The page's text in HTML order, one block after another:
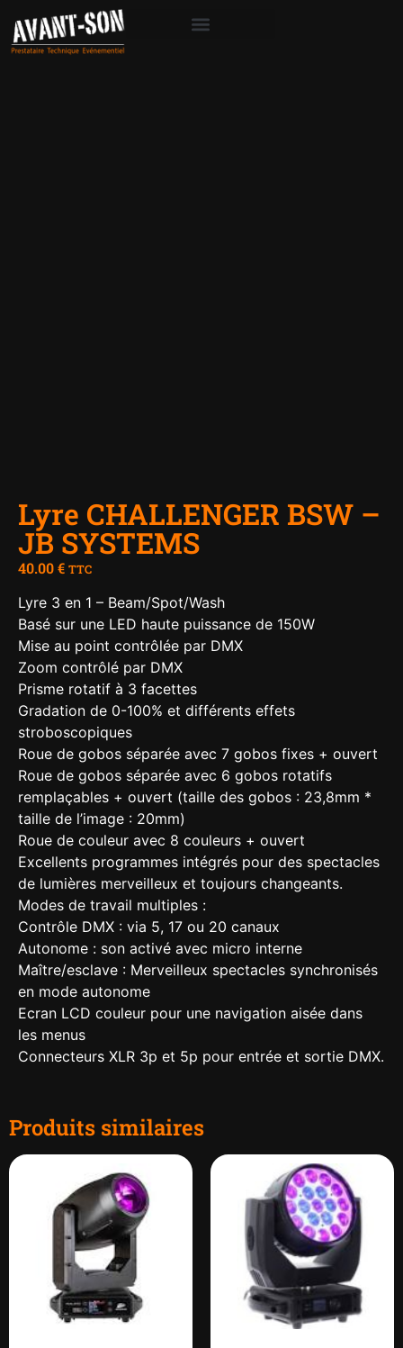
Lyre CHALLENGER BSW –
JB SYSTEMS
40.00€ TTC
Lyre 3 en 1 – Beam/Spot/Wash
Basé sur une LED haute puissance de 150W
Mise au point contrôlée par DMX
Zoom contrôlé par DMX
Prisme rotatif à 3 facettes
Gradation de 0-100% et différents effets
stroboscopiques
Roue de gobos séparée avec 7 gobos fixes + ouvert
Roue de gobos séparée avec 6 gobos rotatifs
remplaçables + ouvert (taille des gobos : 23,8mm *
taille de l’image : 20mm)
Roue de couleur avec 8 couleurs + ouvert
Excellents programmes intégrés pour des spectacles
de lumières merveilleux et toujours changeants.
Modes de travail multiples :
Contrôle DMX : via 5, 17 ou 20 canaux
Autonome : son activé avec micro interne
Maître/esclave : Merveilleux spectacles synchronisés
en mode autonome
Ecran LCD couleur pour une navigation aisée dans
les menus
Connecteurs XLR 3p et 5p pour entrée et sortie DMX.
Produits similaires